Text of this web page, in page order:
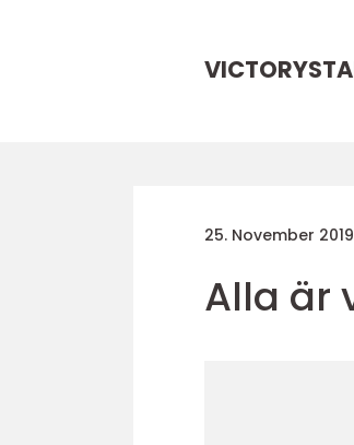
25. November 2019
Alla är